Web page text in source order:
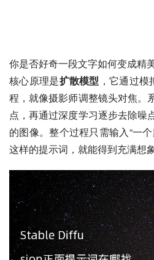
你是否好奇一段文字如何变成精
核心原理是扩散模型 ，它通过
程，就像摄影师调整镜头对焦。
点，再通过深度学习逐步去除噪
的图像。整个过程只需输入“一
这样的提示词，就能得到充满想